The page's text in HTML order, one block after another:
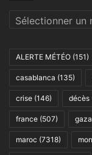
Archives
ALERTE MÉTÉO (151)
casablanca (135)
crise (146) décès
france (507) gaza
maroc (7318)